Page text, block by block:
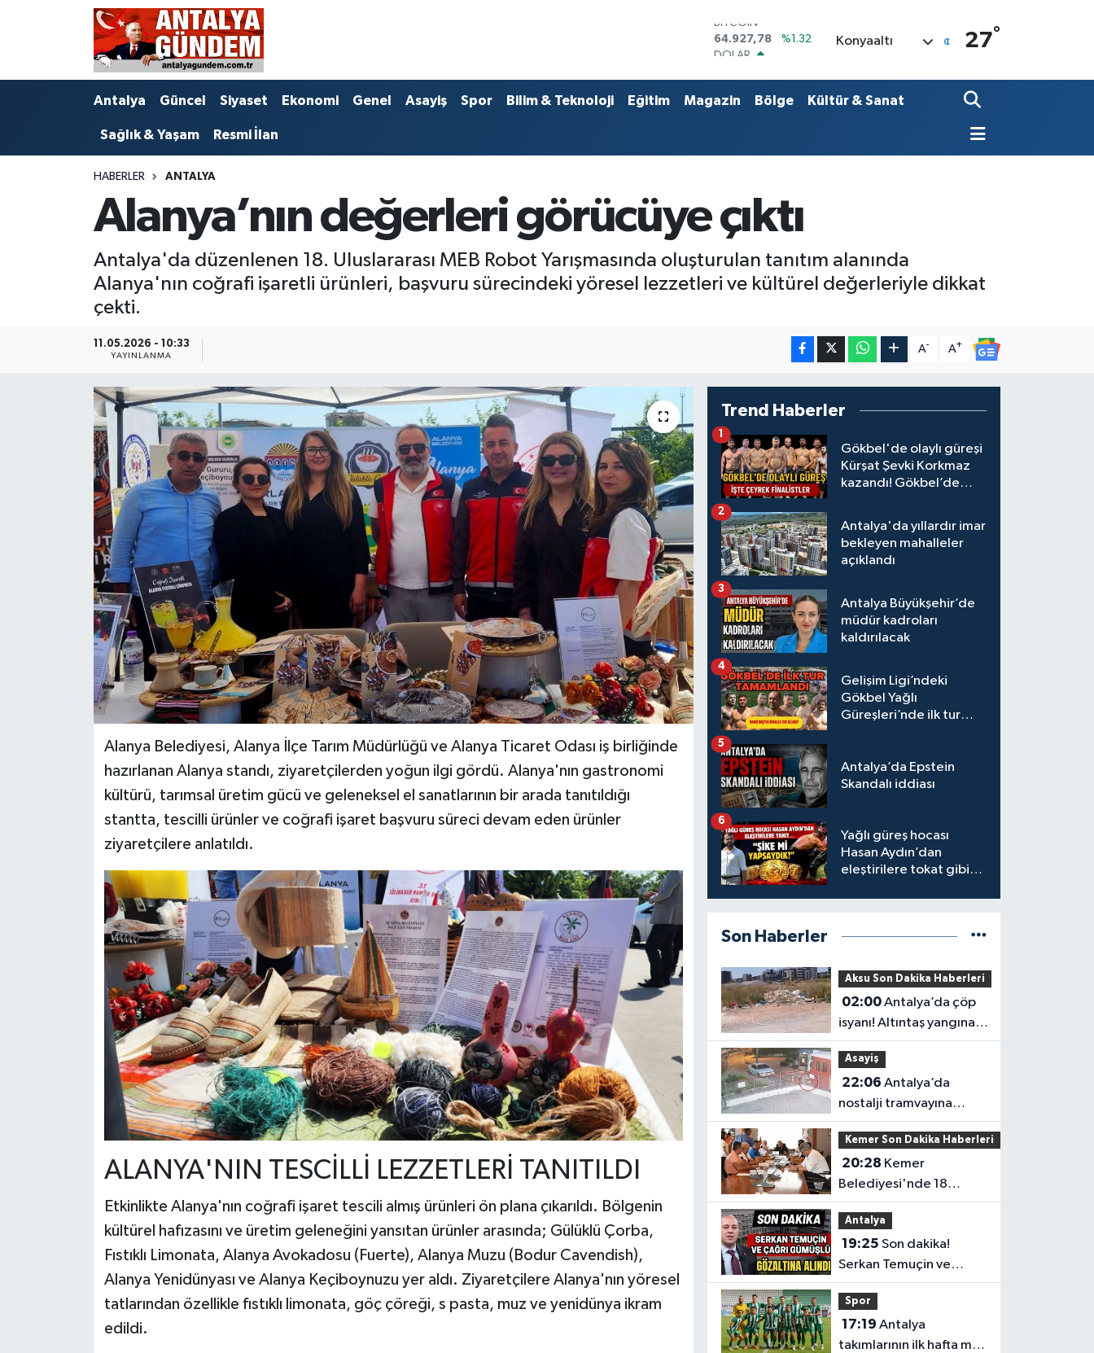
DOLAR
47,5894
55,0398
%-0.02
STERLİN
64.927,78
%1.32
Konyaaltı 27°
Antalya Güncel Siyaset Ekonomi Genel Asayiş Spor Bilim & Teknoloji Eğitim Magazin Bölge Kültür & Sanat
Sağlık & Yaşam Resmi İlan
HABERLER ANTALYA
Alanya’nın değerleri görücüye çıktı
Antalya'da düzenlenen 18. Uluslararası MEB Robot Yarışmasında oluşturulan tanıtım alanında
Alanya'nın coğrafi işaretli ürünleri, başvuru sürecindeki yöresel lezzetleri ve kültürel değerleriyle dikkat
çekti.
11.05.2026 - 10:33
YAYINLANMA
A- A+
Alanya Belediyesi, Alanya İlçe Tarım Müdürlüğü ve Alanya Ticaret Odası iş birliğinde
hazırlanan Alanya standı, ziyaretçilerden yoğun ilgi gördü. Alanya'nın gastronomi
kültürü, tarımsal üretim gücü ve geleneksel el sanatlarının bir arada tanıtıldığı
stantta, tescilli ürünler ve coğrafi işaret başvuru süreci devam eden ürünler
ziyaretçilere anlatıldı.
ALANYA'NIN TESCİLLİ LEZZETLERİ TANITILDI
Etkinlikte Alanya'nın coğrafi işaret tescili almış ürünleri ön plana çıkarıldı. Bölgenin
kültürel hafızasını ve üretim geleneğini yansıtan ürünler arasında; Gülüklü Çorba,
Fıstıklı Limonata, Alanya Avokadosu (Fuerte), Alanya Muzu (Bodur Cavendish),
Alanya Yenidünyası ve Alanya Keçiboynuzu yer aldı. Ziyaretçilere Alanya'nın yöresel
tatlarından özellikle fıstıklı limonata, göç çöreği, s pasta, muz ve yenidünya ikram
edildi.
Trend Haberler
Gökbel'de olaylı güreşi
Kürşat Şevki Korkmaz
kazandı! Gökbel’de
Gürbüz elendi!
1
Antalya'da yıllardır imar
bekleyen mahalleler
açıklandı
2
Antalya Büyükşehir’de
müdür kadroları
kaldırılacak
3
Gelişim Ligi’ndeki
Gökbel Yağlı
Güreşleri’nde ilk tur
4
Antalya’da Epstein
Skandalı iddiası
5
Yağlı güreş hocası
Hasan Aydın’dan
eleştirilere tokat gibi
6
Son Haberler
Aksu Son Dakika Haberleri
02:00Antalya’da çöp
isyanı! Altıntaş yangına
davetiye çıkarıyor
Asayiş
22:06
nostalji tramvayına
gece yarısı saldırı
Kemer Son Dakika Haberleri
20:28
Belediyesi'nde 18
milyonluk araç alımı
Meclis'ten geçti
Antalya
19:25
Serkan Temuçin ve
Çağrı Gümüşlü
gözaltına alındı
Spor
17:19
takımlarının ilk hafta maç
Antalya
Bilim & Teknoloji
EĞİTİM
Ekonomi
Görüntülü Haber
Kültür & Sanat
Magazin
Resmi İlan
Sağlık & Yaşam
Siyaset
Antalya Nöbetçi Eczaneler
Antalya Hava Durumu
Antalya Namaz Vakitleri
Süper Lig Puan Durumu ve Fikstür
Tüm Manşetler
Son Dakika Haberleri
Haber Arşivi